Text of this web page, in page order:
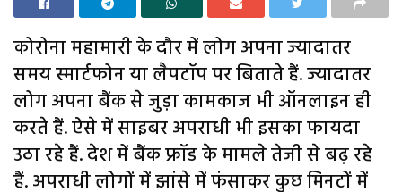
कोरोना महामारी के दौर में लोग अपना ज्यादातर
समय स्मार्टफोन या लैपटॉप पर बिताते हैं. ज्यादातर
लोग अपना बैंक से जुड़ा कामकाज भी ऑनलाइन ही
करते हैं. ऐसे में साइबर अपराधी भी इसका फायदा
उठा रहे हैं. देश में बैंक फ्रॉड के मामले तेजी से बढ़ रहे
हैं. अपराधी लोगों में झांसे में फंसाकर कुछ मिनटों में